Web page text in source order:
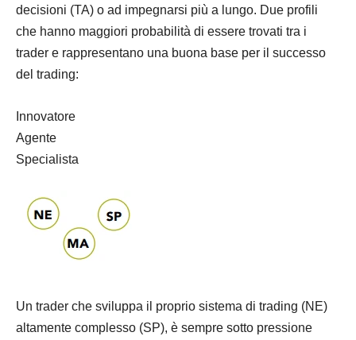
decisioni (TA) o ad impegnarsi più a lungo. Due profili
che hanno maggiori probabilità di essere trovati tra i
trader e rappresentano una buona base per il successo
del trading:
Innovatore
Agente
Specialista
Un trader che sviluppa il proprio sistema di trading (NE)
altamente complesso (SP), è sempre sotto pressione